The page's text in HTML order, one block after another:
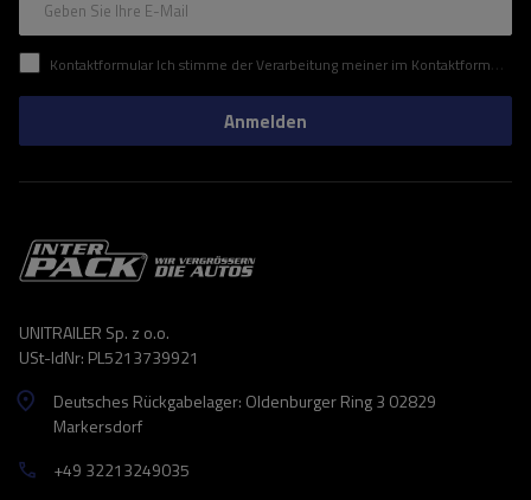
Geben Sie Ihre E-Mail
Kontaktformular Ich stimme der Verarbeitung meiner im Kontaktformular enthaltenen personenbezogenen Daten gemäß der Verordnung (EU) des Europäischen Parlaments und des Rates zu.
Anmelden
UNITRAILER Sp. z o.o.
USt-IdNr: PL5213739921
Deutsches Rückgabelager: Oldenburger Ring 3 02829
Markersdorf
+49 32213249035